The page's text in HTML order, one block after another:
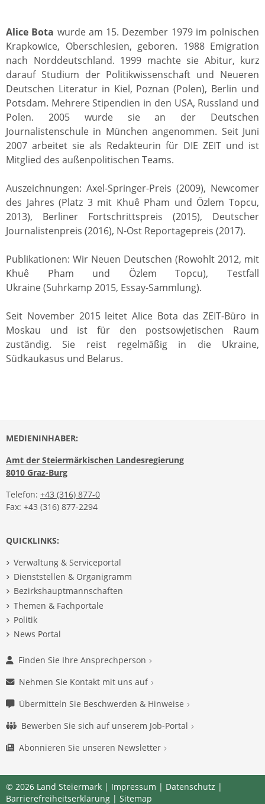
Alice Bota wurde am 15. Dezember 1979 im polnischen
Krapkowice, Oberschlesien, geboren. 1988 Emigration
nach Norddeutschland. 1999 machte sie Abitur, kurz
darauf Studium der Politikwissenschaft und Neueren
Deutschen Literatur in Kiel, Poznan (Polen), Berlin und
Potsdam. Mehrere Stipendien in den USA, Russland und
Polen. 2005 wurde sie an der Deutschen
Journalistenschule in München angenommen. Seit Juni
2007 arbeitet sie als Redakteurin für DIE ZEIT und ist
Mitglied des außenpolitischen Teams.
Auszeichnungen: Axel-Springer-Preis (2009), Newcomer
des Jahres (Platz 3 mit Khuê Pham und Özlem Topcu,
2013), Berliner Fortschrittspreis (2015), Deutscher
Journalistenpreis (2016), N-Ost Reportagepreis (2017).
Publikationen: Wir Neuen Deutschen (Rowohlt 2012, mit
Khuê Pham und Özlem Topcu), Testfall
Ukraine (Suhrkamp 2015, Essay-Sammlung).
Seit November 2015 leitet Alice Bota das ZEIT-Büro in
Moskau und ist für den postsowjetischen Raum
zuständig. Sie reist regelmäßig in die Ukraine,
Südkaukasus und Belarus.
MEDIENINHABER:
Amt der Steiermärkischen Landesregierung
8010 Graz-Burg
Telefon: +43 (316) 877-0
Fax: +43 (316) 877-2294
QUICKLINKS:
Verwaltung & Serviceportal
Dienststellen & Organigramm
Bezirkshauptmannschaften
Themen & Fachportale
Politik
News Portal
Finden Sie Ihre Ansprechperson
Nehmen Sie Kontakt mit uns auf
Übermitteln Sie Beschwerden & Hinweise
Bewerben Sie sich auf unserem Job-Portal
Abonnieren Sie unseren Newsletter
© 2026 Land Steiermark | Impressum | Datenschutz |
Barrierefreiheitserklärung | Sitemap